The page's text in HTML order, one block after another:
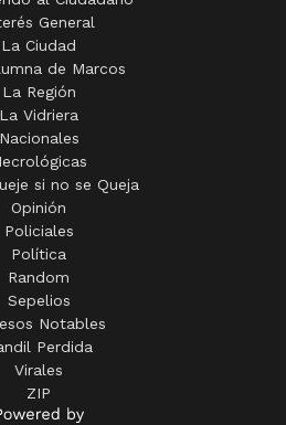
La Ciudad
de Marcos
La Región
La Vidriera
Nacionales
Necrológicas
si no se Queja
Opinión
Policiales
Política
Random
Sepelios
Notables
Perdida
Virales
ZIP